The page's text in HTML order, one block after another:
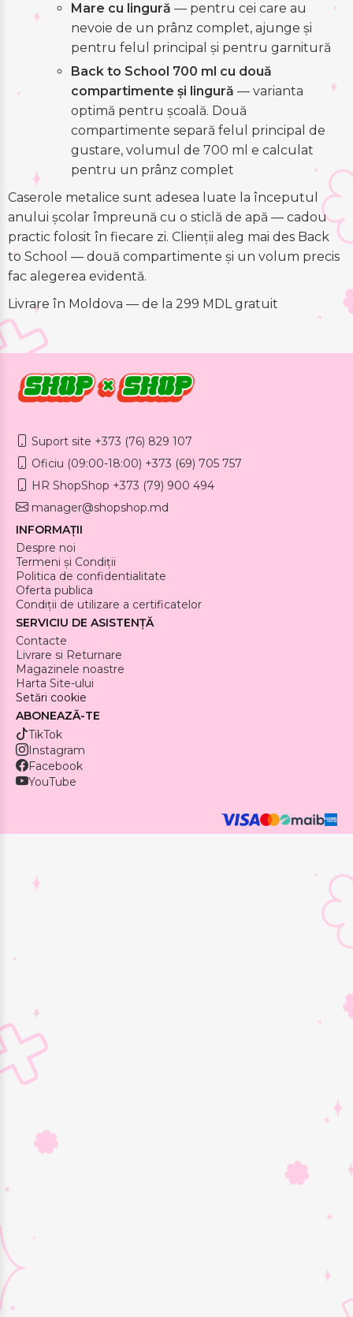
Mare cu lingură — pentru cei care au
nevoie de un prânz complet, ajunge și
pentru felul principal și pentru garnitură
Back to School 700 ml cu două
compartimente și lingură — varianta
optimă pentru școală. Două
compartimente separă felul principal de
gustare, volumul de 700 ml e calculat
pentru un prânz complet
Caserole metalice sunt adesea luate la începutul
anului școlar împreună cu o sticlă de apă — cadou
practic folosit în fiecare zi. Clienții aleg mai des Back
to School — două compartimente și un volum precis
fac alegerea evidentă.
Livrare în Moldova — de la 299 MDL gratuit
Suport site +373 (76) 829 107
Oficiu (09:00-18:00) +373 (69) 705 757
HR ShopShop +373 (79) 900 494
manager@shopshop.md
INFORMAȚII
Despre noi
Termeni și Condiții
Politica de confidentialitate
Oferta publica
Condiții de utilizare a certificatelor
SERVICIU DE ASISTENȚĂ
Contacte
Livrare si Returnare
Magazinele noastre
Harta Site-ului
Setări cookie
ABONEAZĂ-TE
TikTok
Instagram
Facebook
YouTube